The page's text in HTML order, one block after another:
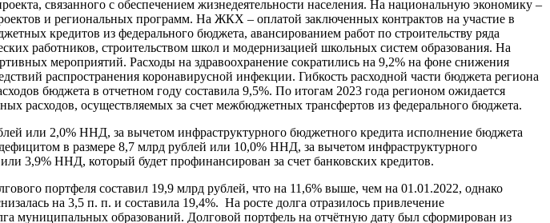
связанного с обеспечением жизнедеятельности населения. На национальную экономику –
и региональных программ. На ЖКХ – оплатой заключенных контрактов на участие в
кредитов из федерального бюджета, авансированием работ по строительству ряда
работников, строительством школ и модернизацией школьных систем образования. На
мероприятий. Расходы на здравоохранение сократились на 9,2% на фоне снижения
распространения коронавирусной инфекции. Гибкость расходной части бюджета региона
бюджета в отчетном году составила 9,5%. По итогам 2023 года регионом ожидается
расходов, осуществляемых за счет межбюджетных трансфертов из федерального бюджета.
или 2,0% ННД, за вычетом инфраструктурного бюджетного кредита исполнение бюджета
в размере 8,7 млрд рублей или 10,0% ННД, за вычетом инфраструктурного
3,9% ННД, который будет профинансирован за счет банковских кредитов.
портфеля составил 19,9 млрд рублей, что на 11,6% выше, чем на 01.01.2022, однако
на 3,5 п. п. и составила 19,4%. На росте долга отразилось привлечение
муниципальных образований. Долговой портфель на отчётную дату был сформирован из